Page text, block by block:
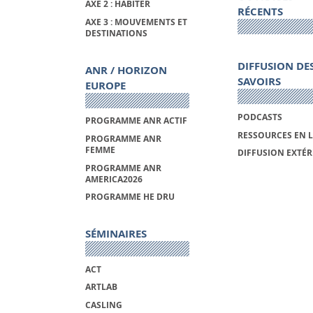
AXE 2 : HABITER
AXE 3 : MOUVEMENTS ET
DESTINATIONS
ANR / HORIZON
EUROPE
PROGRAMME ANR ACTIF
PROGRAMME ANR
FEMME
PROGRAMME ANR
AMERICA2026
PROGRAMME HE DRU
SÉMINAIRES
ACT
ARTLAB
CASLING
RÉCENTS
DIFFUSION
SAVOIRS
PODCASTS
RESSOURCES EN
DIFFUSION